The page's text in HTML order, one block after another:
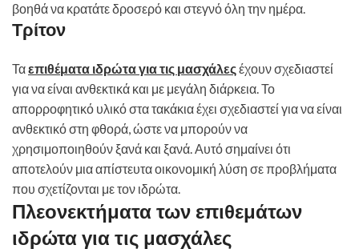
βοηθά να κρατάτε δροσερό και στεγνό όλη την ημέρα.
Τρίτον
Ταεπιθέματα ιδρώτα για τις μασχάλεςέχουν σχεδιαστεί
για να είναι ανθεκτικά και με μεγάλη διάρκεια. Το
απορροφητικό υλικό στα τακάκια έχει σχεδιαστεί για να είναι
ανθεκτικό στη φθορά, ώστε να μπορούν να
χρησιμοποιηθούν ξανά και ξανά. Αυτό σημαίνει ότι
αποτελούν μια απίστευτα οικονομική λύση σε προβλήματα
που σχετίζονται με τον ιδρώτα.
Πλεονεκτήματα των επιθεμάτων
ιδρώτα για τις μασχάλες